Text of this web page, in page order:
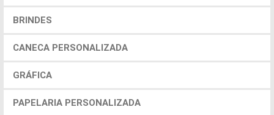
BRINDES
CANECA PERSONALIZADA
GRÁFICA
PAPELARIA PERSONALIZADA